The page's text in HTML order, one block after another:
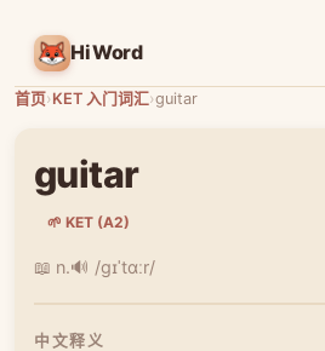
HiWord
首页›KET 入门词汇›guitar
guitar
🌱 KET (A2)
📖 n.🔊 /ɡɪˈtɑːr/
中文释义